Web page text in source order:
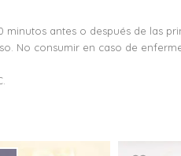
antes o después de las
No consumir en caso de